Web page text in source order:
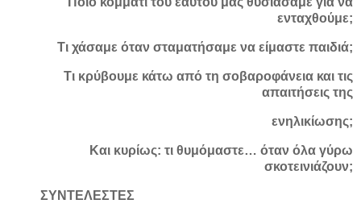
ενταχθούμε;
Τι χάσαμε όταν σταματήσαμε να είμαστε παιδιά;
Τι κρύβουμε κάτω από τη σοβαροφάνεια και τις
απαιτήσεις της
ενηλικίωσης;
Και κυρίως: τι θυμόμαστε… όταν όλα γύρω
σκοτεινιάζουν;
ΣΥΝΤΕΛΕΣΤΕΣ